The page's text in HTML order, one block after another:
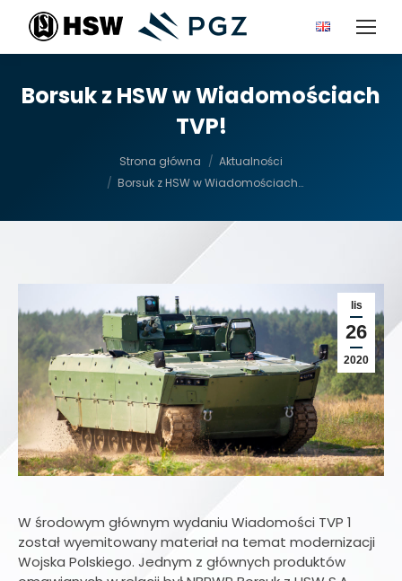
Borsuk z HSW w Wiadomościach
TVP!
Strona główna
Aktualności
Borsuk z HSW w Wiadomościach…
lis
26
2020
W środowym głównym wydaniu Wiadomości TVP 1
został wyemitowany materiał na temat modernizacji
Wojska Polskiego. Jednym z głównych produktów